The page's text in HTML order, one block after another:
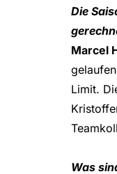
Die
Marcel
Limit.
Was